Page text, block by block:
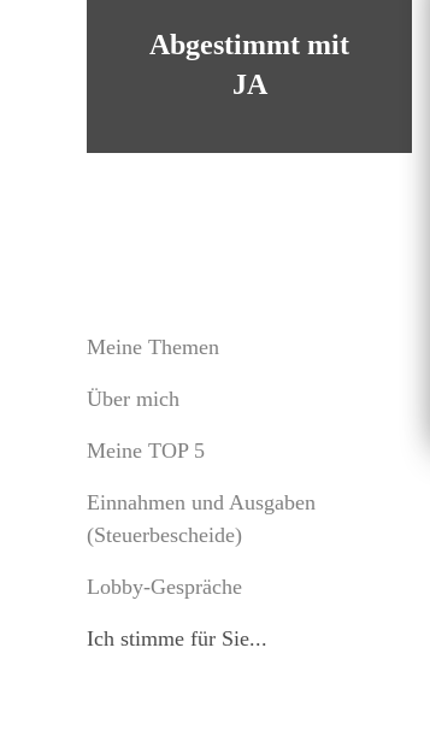
Abgestimmt mit
JA
Meine Themen
Über mich
Meine TOP 5
Einnahmen und Ausgaben
(Steuerbescheide)
Lobby-Gespräche
Ich stimme für Sie...